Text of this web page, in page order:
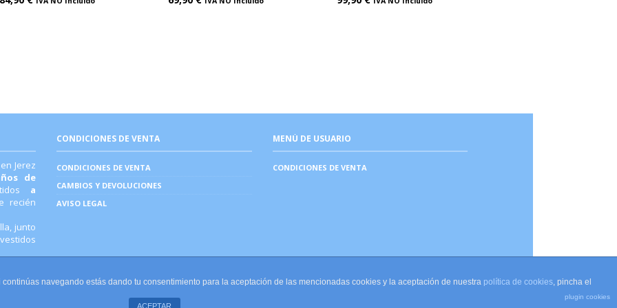
Jerez
de
a
recién
junto
CONDICIONES DE VENTA
CONDICIONES DE VENTA
CAMBIOS Y DEVOLUCIONES
AVISO LEGAL
MENÚ DE USUARIO
CONDICIONES DE VENTA
navegando estás dando tu consentimiento para la aceptación de las mencionadas cookies y la aceptación de nuestra política de cookies, pincha el
plugin cookies
ACEPTAR